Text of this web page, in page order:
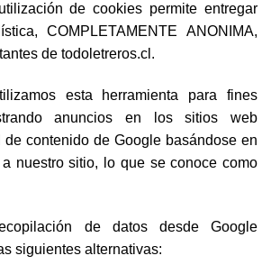
de cookies permite entregar
COMPLETAMENTE ANONIMA,
de todoletreros.cl.
esta herramienta para fines
anuncios en los sitios web
contenido de Google basándose en
nuestro sitio, lo que se conoce como
de datos desde Google
siguientes alternativas: